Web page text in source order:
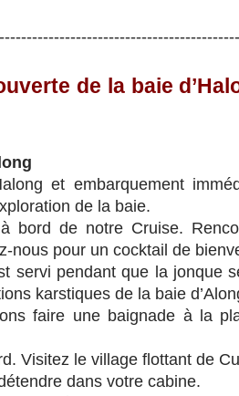
de la baie
et embarquement
de la baie.
bord de notre Cruise.
nous pour un cocktail de
servi pendant que la jonque
karstiques de la baie
faire une baignade à la
Visitez le village flottant de
dans votre cabine.